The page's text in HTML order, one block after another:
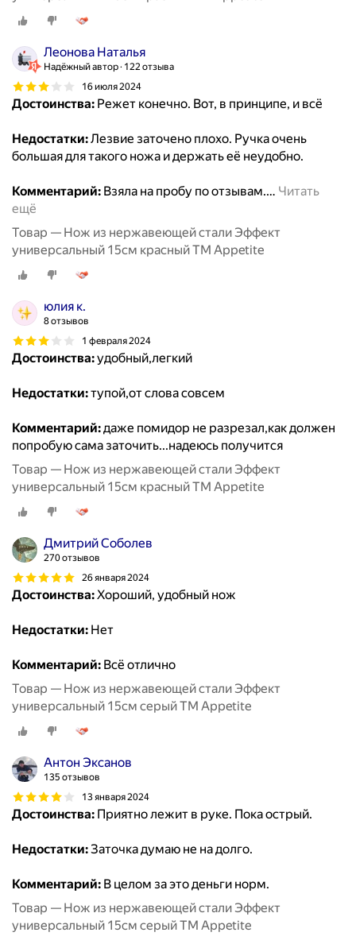
Леонова Наталья
Надёжный автор 122 отзыва
16 июля 2024
Достоинства: Режет конечно. Вот, в принципе, и всё
Недостатки:Лезвие заточено плохо. Ручка очень
большая для такого ножа и держать её неудобно.
Комментарий: Взяла на пробу по отзывам.… Читать
ещё
Товар — Нож из нержавеющей стали Эффект
универсальный 15см красный ТМ Appetite
юлия к.
8 отзывов
1 февраля 2024
Достоинства:удобный,легкий
Недостатки:тупой,от слова совсем
Комментарий:даже помидор не разрезал,как должен
попробую сама заточить...надеюсь получится
Товар — Нож из нержавеющей стали Эффект
универсальный 15см красный ТМ Appetite
Дмитрий Соболев
270 отзывов
26 января 2024
Достоинства:Хороший, удобный нож
Недостатки: Нет
Комментарий: Всё отлично
Товар — Нож из нержавеющей стали Эффект
универсальный 15см серый ТМ Appetite
Антон Эксанов
135 отзывов
13 января 2024
Достоинства: Приятно лежит в руке. Пока острый.
Недостатки:Заточка думаю не на долго.
Комментарий: В целом за это деньги норм.
Товар — Нож из нержавеющей стали Эффект
универсальный 15см серый ТМ Appetite